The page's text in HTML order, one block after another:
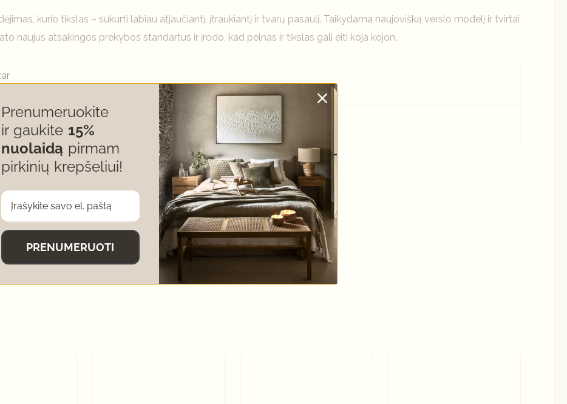
kurio tikslas – sukurti labiau atjaučiantį, įtraukiantį ir tvarų pasaulį. Taikydama naujovišką verslo modelį ir tvirtai
naujus atsakingos prekybos standartus ir įrodo, kad pelnas ir tikslas gali eiti koja kojon.
yra įsigiję šį produktą.
Prenumeruokite
ir gaukite 15%
nuolaidą pirmam
pirkinių krepšeliui!
PRENUMERUOTI